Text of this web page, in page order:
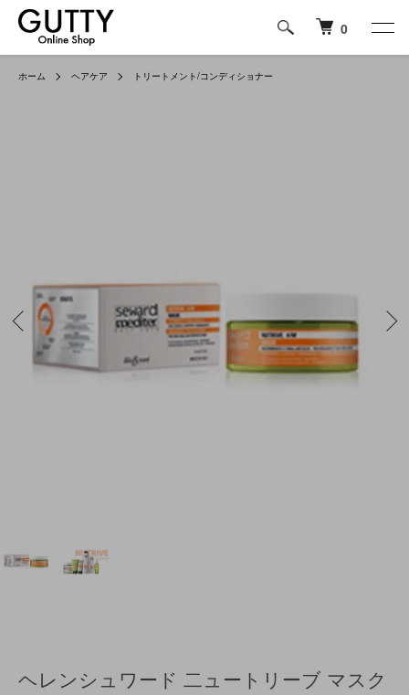
0
ホーム ヘアケア トリートメント/コンディショナー
ヘレンシュワード 二ュートリーブ マスク